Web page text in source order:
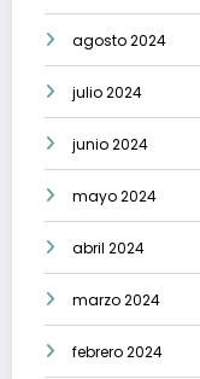
agosto 2024
julio 2024
junio 2024
mayo 2024
abril 2024
marzo 2024
febrero 2024